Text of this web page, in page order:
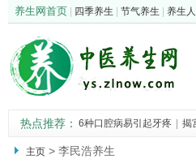
养生网首页 四季养生 节气养生 养生
热点推荐： 6种口腔病易引起牙疼 揭
主页 > 李民浩养生